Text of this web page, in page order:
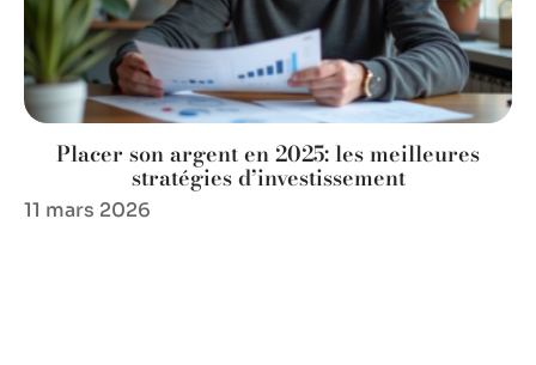
Placer son argent en 2025: les meilleures
stratégies d’investissement
11 mars 2026